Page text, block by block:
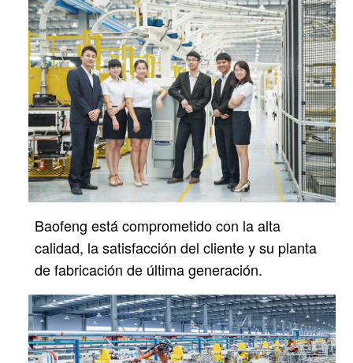
Baofeng está comprometido con la alta
calidad, la satisfacción del cliente y su planta
de fabricación de última generación.